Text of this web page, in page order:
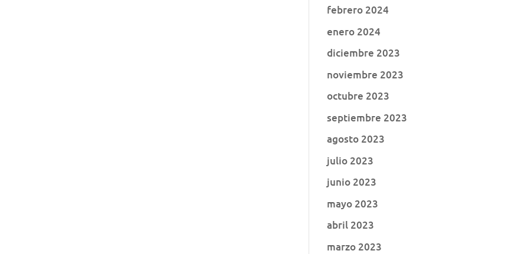
febrero 2024
enero 2024
diciembre 2023
noviembre 2023
octubre 2023
septiembre 2023
agosto 2023
julio 2023
junio 2023
mayo 2023
abril 2023
marzo 2023